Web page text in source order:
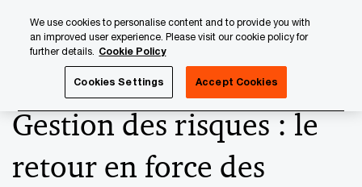
content
footer
Gestion des risques : le
retour en force des
We use cookies to personalise content and to provide you with
an improved user experience. Please visit our cookie policy for
further details. Cookie Policy
Cookies Settings Accept Cookies